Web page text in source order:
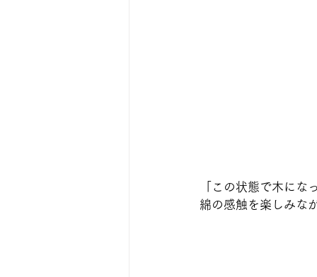
「この状態で木にな
綿の感触を楽しみな